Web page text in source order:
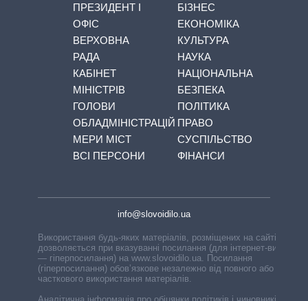
ПРЕЗИДЕНТ І
ОФІС
ВЕРХОВНА
РАДА
КАБІНЕТ
МІНІСТРІВ
ГОЛОВИ
ОБЛАДМІНІСТРАЦІЙ
МЕРИ МІСТ
ВСІ ПЕРСОНИ
БІЗНЕС
ЕКОНОМІКА
КУЛЬТУРА
НАУКА
НАЦІОНАЛЬНА
БЕЗПЕКА
ПОЛІТИКА
ПРАВО
СУСПІЛЬСТВО
ФІНАНСИ
info@slovoidilo.ua
Використання будь-яких матеріалів, розміщених на сайті,
дозволяється при вказуванні посилання (для інтернет-видань
— гіперпосилання) на www.slovoidilo.ua. Посилання
(гіперпосилання) обов’язкове незалежно від повного або
часткового використання матеріалів.